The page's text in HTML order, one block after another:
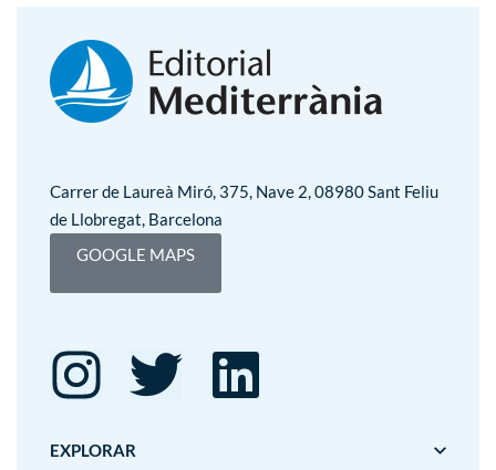
Carrer de Laureà Miró, 375, Nave 2, 08980 Sant Feliu
de Llobregat, Barcelona
GOOGLE MAPS
EXPLORAR